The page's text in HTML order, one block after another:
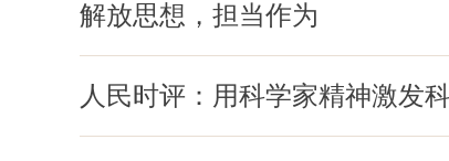
解放思想，担当作为
人民时评：用科学家精神激发